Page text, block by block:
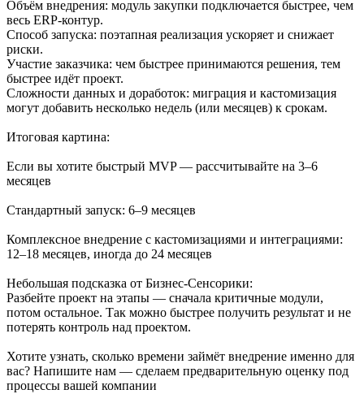
Объём внедрения: модуль закупки подключается быстрее, чем
весь ERP‑контур.
Способ запуска: поэтапная реализация ускоряет и снижает
риски.
Участие заказчика: чем быстрее принимаются решения, тем
быстрее идёт проект.
Сложности данных и доработок: миграция и кастомизация
могут добавить несколько недель (или месяцев) к срокам.
Итоговая картина:
Если вы хотите быстрый MVP — рассчитывайте на 3–6
месяцев
Стандартный запуск: 6–9 месяцев
Комплексное внедрение с кастомизациями и интеграциями:
12–18 месяцев, иногда до 24 месяцев
Небольшая подсказка от Бизнес-Сенсорики:
Разбейте проект на этапы — сначала критичные модули,
потом остальное. Так можно быстрее получить результат и не
потерять контроль над проектом.
Хотите узнать, сколько времени займёт внедрение именно для
вас? Напишите нам — сделаем предварительную оценку под
процессы вашей компании